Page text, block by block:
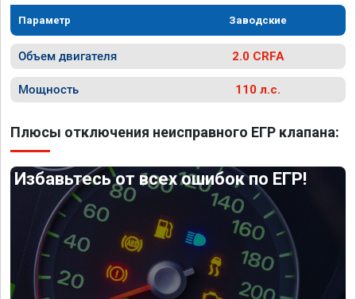
Параметр Заводские
Объем двигателя 2.0 CRFA
Мощность 110 л.с.
Плюсы отключения неисправного ЕГР клапана:
Избавьтесь от всех ошибок по ЕГР!